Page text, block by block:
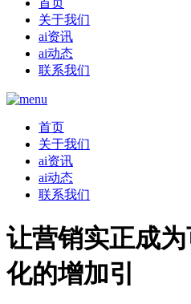
首页
关于我们
ai资讯
ai动态
联系我们
首页
关于我们
ai资讯
ai动态
联系我们
让营销实正成
化的增加引